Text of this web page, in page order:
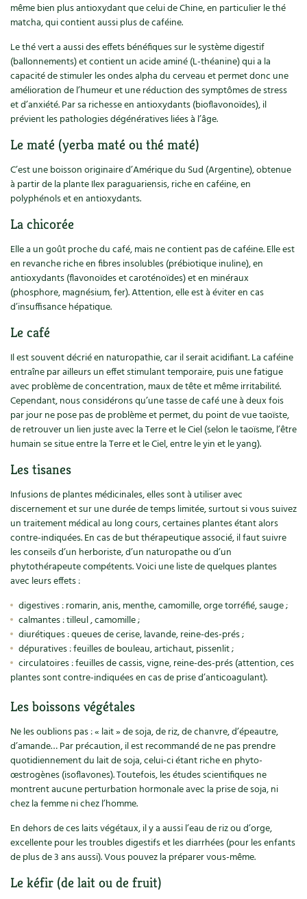
même bien plus antioxydant que celui de Chine, en particulier le thé
matcha, qui contient aussi plus de caféine.
Le thé vert a aussi des effets bénéfiques sur le système digestif
(ballonnements) et contient un acide aminé (L-théanine) qui a la
capacité de stimuler les ondes alpha du cerveau et permet donc une
amélioration de l’humeur et une réduction des symptômes de stress
et d’anxiété. Par sa richesse en antioxydants (bioflavonoïdes), il
prévient les pathologies dégénératives liées à l’âge.
Le maté (yerba maté ou thé maté)
C’est une boisson originaire d’Amérique du Sud (Argentine), obtenue
à partir de la plante Ilex paraguariensis, riche en caféine, en
polyphénols et en antioxydants.
La chicorée
Elle a un goût proche du café, mais ne contient pas de caféine. Elle est
en revanche riche en fibres insolubles (prébiotique inuline), en
antioxydants (flavonoïdes et caroténoïdes) et en minéraux
(phosphore, magnésium, fer). Attention, elle est à éviter en cas
d’insuffisance hépatique.
Le café
Il est souvent décrié en naturopathie, car il serait acidifiant. La caféine
entraîne par ailleurs un effet stimulant temporaire, puis une fatigue
avec problème de concentration, maux de tête et même irritabilité.
Cependant, nous considérons qu’une tasse de café une à deux fois
par jour ne pose pas de problème et permet, du point de vue taoïste,
de retrouver un lien juste avec la Terre et le Ciel (selon le taoïsme, l’être
humain se situe entre la Terre et le Ciel, entre le yin et le yang).
Les tisanes
Infusions de plantes médicinales, elles sont à utiliser avec
discernement et sur une durée de temps limitée, surtout si vous suivez
un traitement médical au long cours, certaines plantes étant alors
contre-indiquées. En cas de but thérapeutique associé, il faut suivre
les conseils d’un herboriste, d’un naturopathe ou d’un
phytothérapeute compétents. Voici une liste de quelques plantes
avec leurs effets :
digestives : romarin, anis, menthe, camomille, orge torréfié, sauge ;
calmantes : tilleul , camomille ;
diurétiques : queues de cerise, lavande, reine-des-prés ;
dépuratives : feuilles de bouleau, artichaut, pissenlit ;
circulatoires : feuilles de cassis, vigne, reine-des-prés (attention, ces
plantes sont contre-indiquées en cas de prise d’anticoagulant).
Les boissons végétales
Ne les oublions pas : « lait » de soja, de riz, de chanvre, d’épeautre,
d’amande… Par précaution, il est recommandé de ne pas prendre
quotidiennement du lait de soja, celui-ci étant riche en phyto-
œstrogènes (isoflavones). Toutefois, les études scientifiques ne
montrent aucune perturbation hormonale avec la prise de soja, ni
chez la femme ni chez l’homme.
En dehors de ces laits végétaux, il y a aussi l’eau de riz ou d’orge,
excellente pour les troubles digestifs et les diarrhées (pour les enfants
de plus de 3 ans aussi). Vous pouvez la préparer vous-même.
Le kéfir (de lait ou de fruit)